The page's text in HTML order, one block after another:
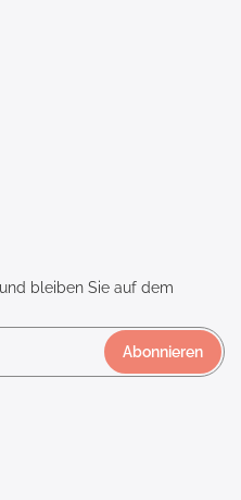
bleiben Sie auf dem
Abonnieren